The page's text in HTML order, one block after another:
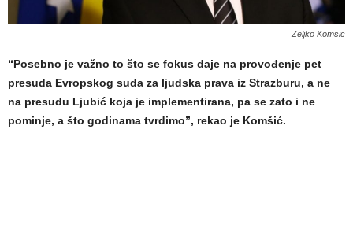
Zeljko Komsic
“Posebno je važno to što se fokus daje na provođenje pet
presuda Evropskog suda za ljudska prava iz Strazburu, a ne
na presudu Ljubić koja je implementirana, pa se zato i ne
pominje, a što godinama tvrdimo”, rekao je Komšić.